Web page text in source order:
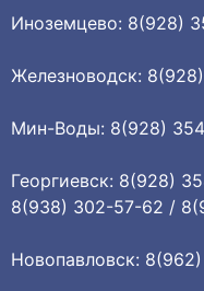
Иноземцево: 8(928)
Железноводск:
Мин-Воды: 8(928)
Георгиевск: 8(928)
8(938) 302-57-62 /
Новопавловск: 8(962)